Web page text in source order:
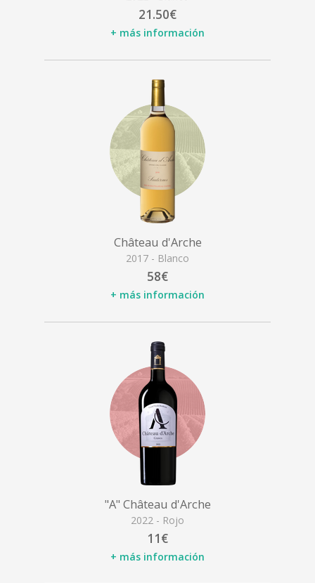
21.50€
+ más información
Château d'Arche
2017 - Blanco
58€
+ más información
"A" Château d'Arche
2022 - Rojo
11€
+ más información